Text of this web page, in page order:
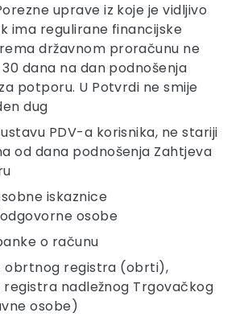
uprave iz koje je vidljivo
ima regulirane financijske
državnom proračunu ne
dana na dan podnošenja
potporu. U Potvrdi ne smije
dug
PDV-a korisnika, ne stariji
od dana podnošenja Zahtjeva
iskaznice
osobe
o računu
obrtnog registra (obrti),
registra nadležnog Trgovačkog
osobe)